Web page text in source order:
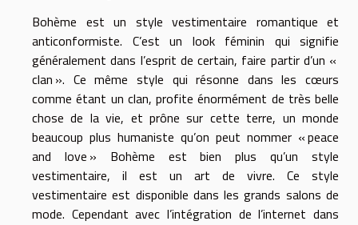
Bohème est un style vestimentaire romantique et
anticonformiste. C’est un look féminin qui signifie
généralement dans l’esprit de certain, faire partir d’un «
clan ». Ce même style qui résonne dans les cœurs
comme étant un clan, profite énormément de très belle
chose de la vie, et prône sur cette terre, un monde
beaucoup plus humaniste qu’on peut nommer « peace
and love » Bohème est bien plus qu’un style
vestimentaire, il est un art de vivre. Ce style
vestimentaire est disponible dans les grands salons de
mode. Cependant avec l’intégration de l’internet dans